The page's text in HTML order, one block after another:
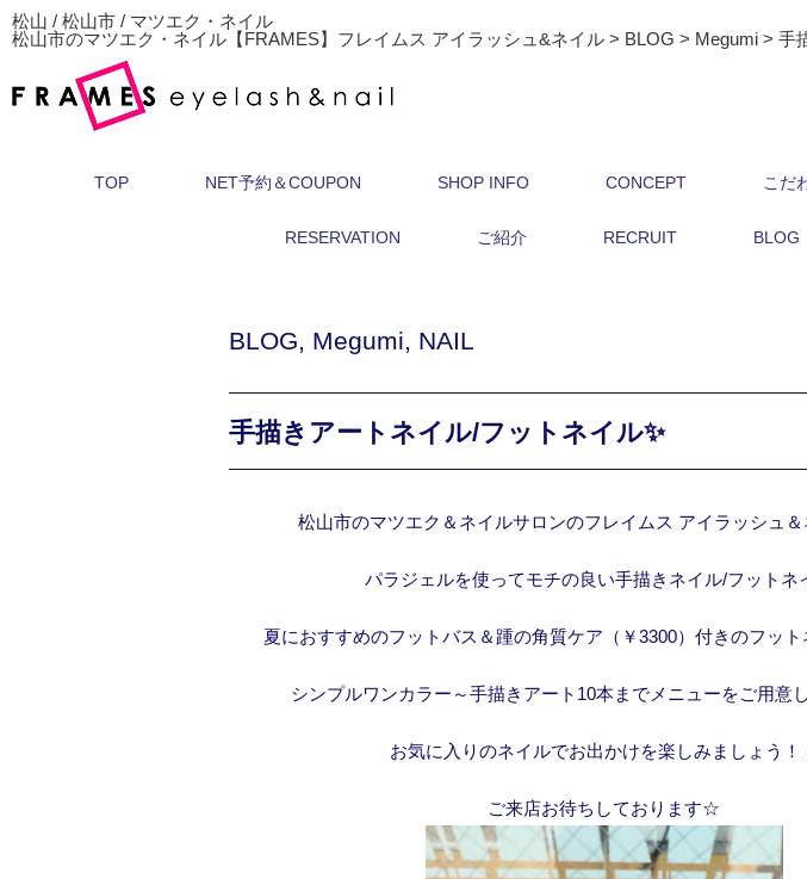
松山 / 松山市 / マツエク・ネイル
松山市のマツエク・ネイル【FRAMES】フレイムス アイラッシュ&ネイル > BLOG > Megumi > 手
TOP NET予約＆COUPON SHOP INFO CONCEPT こだ
RESERVATION ご紹介 RECRUIT BLOG
BLOG, Megumi, NAIL
手描きアートネイル/フットネイル✨
松山市のマツエク＆ネイルサロンのフレイムス アイラッシュ＆
パラジェルを使ってモチの良い手描きネイル/フットネ
夏におすすめのフットバス＆踵の角質ケア（￥3300）付きのフット
シンプルワンカラー～手描きアート10本までメニューをご用意
お気に入りのネイルでお出かけを楽しみましょう！
ご来店お待ちしております☆